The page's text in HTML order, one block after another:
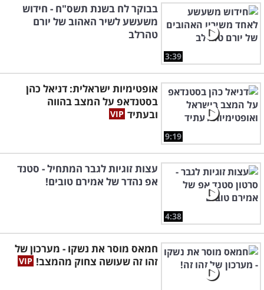
3:39
בבוקר לח בשנת תשס"ח - חידוש
משעשע לשיר האהוב של יורם
טהרלב
9:19
אופטימיות ישראלית: דניאל כהן
בסטנדאפ על המצב בהווה
ובעתיד
4:38
עצות זוגיות לגבר המתחיל - סטנד
אפ נהדר של אמירם טובים!
חמאס מוסר את נשקו - מערכון של
זהו זה שעושה צחוק מהמצב!